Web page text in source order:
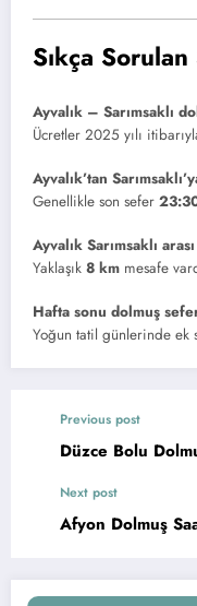
Sıkça
Ayvalık – Sarımsaklı
Ücretler 2025 yılı
Ayvalık’tan
Genellikle son sefer
Ayvalık Sarımsaklı
Yaklaşık 8 km mesafe
Hafta sonu dolmuş
Yoğun tatil günlerinde ek
Previous post
Düzce Bolu
Next post
Afyon Dolmuş